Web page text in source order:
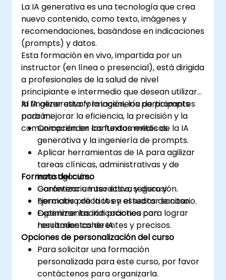
La IA generativa es una tecnología que crea
nuevo contenido, como texto, imágenes y
recomendaciones, basándose en indicaciones
(prompts) y datos.
Esta formación en vivo, impartida por un
instructor (en línea o presencial), está dirigida
a profesionales de la salud de nivel
principiante e intermedio que desean utilizar
la IA generativa y la ingeniería de prompts
para mejorar la eficiencia, la precisión y la
comunicación en contextos médicos.
Al finalizar esta formación, los participantes
podrán:
Comprender los fundamentos de la IA
generativa y la ingeniería de prompts.
Aplicar herramientas de IA para agilizar
tareas clínicas, administrativas y de
investigación.
Garantizar un uso ético, seguro y
normativo de la IA en el sector sanitario.
Optimizar las indicaciones para lograr
resultados coherentes y precisos.
Formato del curso
Conferencia interactiva y discusión.
Ejercicios prácticos y estudios de caso.
Experimentación práctica con
herramientas de IA.
Opciones de personalización del curso
Para solicitar una formación
personalizada para este curso, por favor
contáctenos para organizarla.